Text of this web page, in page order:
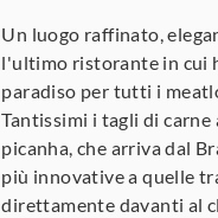
Un luogo raffinato,
l'ultimo ristorante in cui
paradiso per tutti i
Tantissimi i tagli di carne
picanha, che arriva dal
più innovative a quelle
direttamente davanti al